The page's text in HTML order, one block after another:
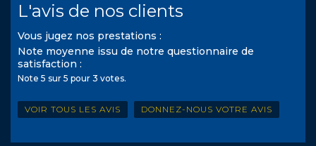
L'avis de nos clients
Vous jugez nos prestations :
Note moyenne issu de notre questionnaire de
satisfaction :
Note 5 sur 5 pour 3 votes.
VOIR TOUS LES AVIS DONNEZ-NOUS VOTRE AVIS